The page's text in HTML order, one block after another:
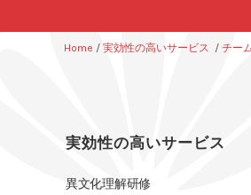
Home / 実効性の高いサービス / チー
実効性の高いサービス
異文化理解研修